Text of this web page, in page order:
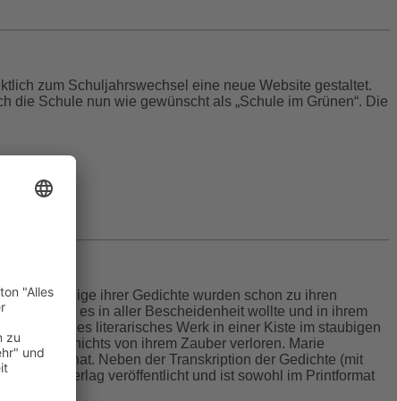
zum Schuljahrswechsel eine neue Website gestaltet.
die Schule nun wie gewünscht als „Schule im Grünen“. Die
Einige ihrer Gedichte wurden schon zu ihren
so wie sie es in aller Bescheidenheit wollte und in ihrem
literarisches Werk in einer Kiste im staubigen
bis heute nichts von ihrem Zauber verloren. Marie
hat. Neben der Transkription der Gedichte (mit
Verlag veröffentlicht und ist sowohl im Printformat